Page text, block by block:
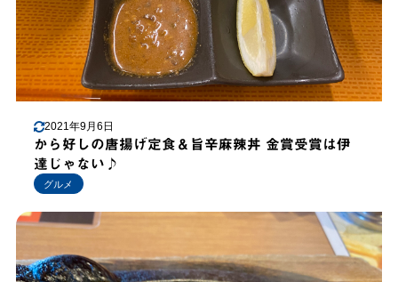
2021年9月6日
から好しの唐揚げ定食＆旨辛麻辣丼 金賞受賞は伊
達じゃない♪
グルメ